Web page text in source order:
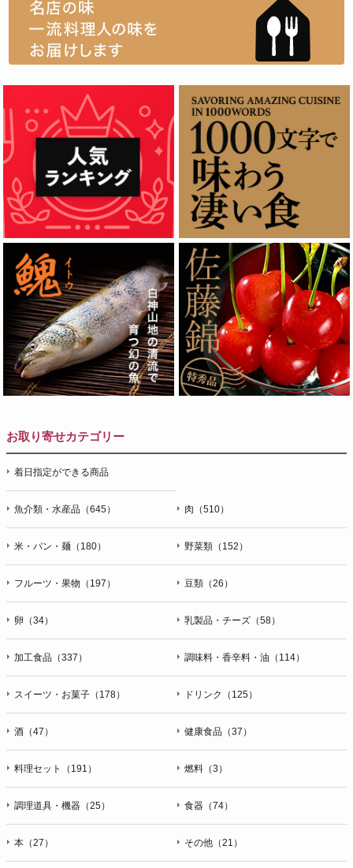
お取り寄せカテゴリー
着日指定ができる商品
魚介類・水産品（645） 肉（510）
米・パン・麺（180） 野菜類（152）
フルーツ・果物（197） 豆類（26）
卵（34） 乳製品・チーズ（58）
加工食品（337） 調味料・香辛料・油（114）
スイーツ・お菓子（178） ドリンク（125）
酒（47） 健康食品（37）
料理セット（191） 燃料（3）
調理道具・機器（25） 食器（74）
本（27） その他（21）